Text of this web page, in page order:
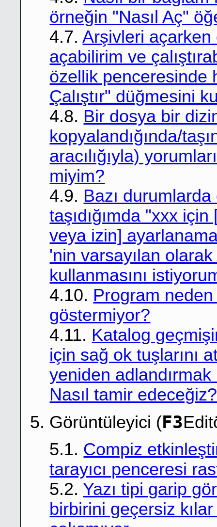
örneğin "Nasıl Aç"
4.7.Arşivleri açarken
açabilirim ve
özellik penceresinde
Çalıştır" düğmesini
4.8. Bir dosya bir
kopyalandığında/
aracılığıyla)
miyim?
4.9. Bazı durumlarda
taşıdığımda "xxx
veya izin]
'nin varsayılan
kullanmasını
4.10. Program
göstermiyor?
4.11. Katalog
için sağ ok tuşlarını
yeniden adlandırmak
Nasıl tamir edeceğiz?
5. Görüntüleyici (F3
5.1. Compiz
tarayıcı penceresi
5.2. Yazı tipi garip
birbirini geçersiz